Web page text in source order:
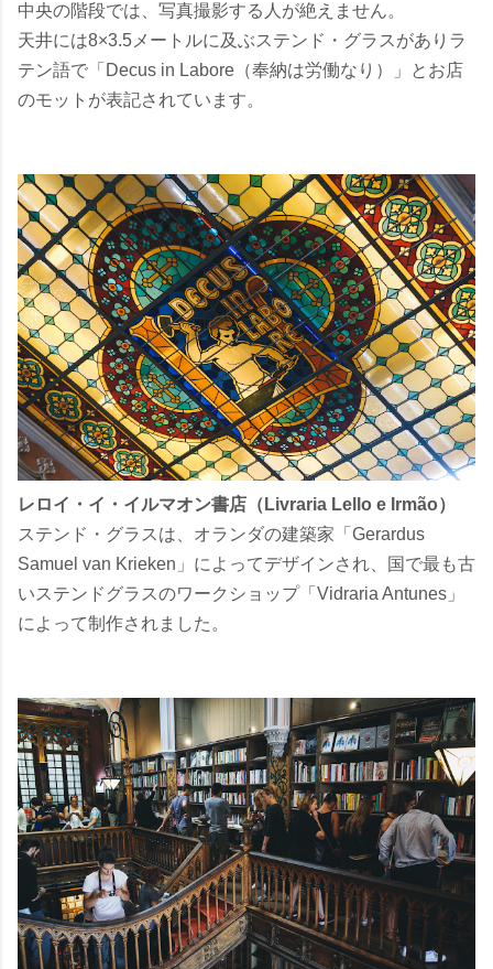
中央の階段では、写真撮影する人が絶えません。
天井には8×3.5メートルに及ぶステンド・グラスがありラ
テン語で「Decus in Labore（奉納は労働なり）」とお店
のモットが表記されています。
レロイ・イ・イルマオン書店（Livraria Lello e Irmão）
ステンド・グラスは、オランダの建築家「Gerardus
Samuel van Krieken」によってデザインされ、国で最も古
いステンドグラスのワークショップ「Vidraria Antunes」
によって制作されました。